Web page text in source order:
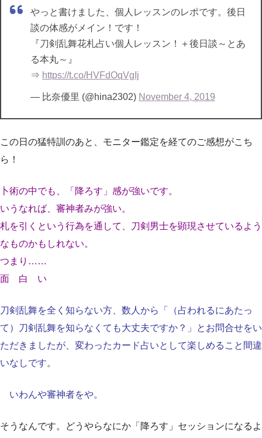
やっと書けました、個人レッスンのレポです。後日
談の体感がメイン！です！
『刀剣乱舞花札占い個人レッスン！＋後日談～とあ
る本丸～』
⇒ https://t.co/HVFdOqVgIj
— 比奈優里 (@hina2302) November 4, 2019
この日の猛特訓のあと、モニター鑑定を経てのご感想がこち
ら！
卜術の中でも、「降ろす」感が強いです。
いうなれば、審神者みが強い。
札を引くという行為を通して、刀剣男士を顕現させているよう
なものかもしれない。
つまり……
面 白 い
刀剣乱舞を全く知らない方、数人から「（占われるにあたっ
て）刀剣乱舞を知らなくても大丈夫ですか？」とお問合せをい
ただきましたが、変わったカード占いとして楽しめること間違
いなしです。
いわんや審神者をや。
そうなんです。どうやらなにか「降ろす」セッションになるよ